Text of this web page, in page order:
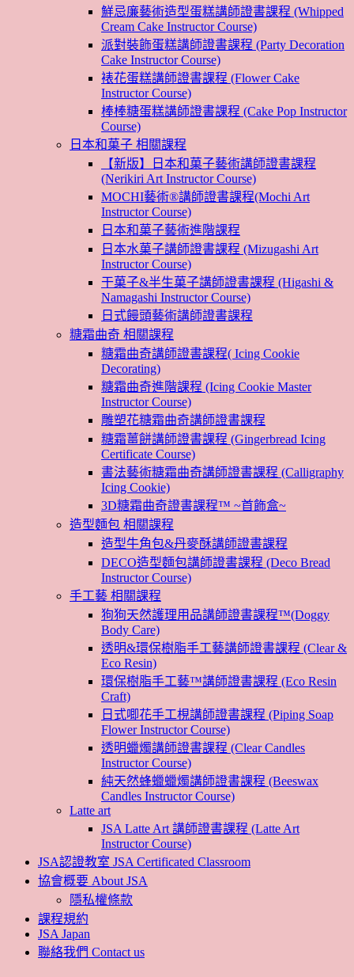
鮮忌廉藝術造型蛋糕講師證書課程 (Whipped
Cream Cake Instructor Course)
派對裝飾蛋糕講師證書課程 (Party Decoration
Cake Instructor Course)
裱花蛋糕講師證書課程 (Flower Cake
Instructor Course)
棒棒糖蛋糕講師證書課程 (Cake Pop Instructor
Course)
日本和菓子 相關課程
【新版】日本和菓子藝術講師證書課程
(Nerikiri Art Instructor Course)
MOCHI藝術®講師證書課程(Mochi Art
Instructor Course)
日本和菓子藝術進階課程
日本水菓子講師證書課程 (Mizugashi Art
Instructor Course)
干菓子&半生菓子講師證書課程 (Higashi &
Namagashi Instructor Course)
日式饅頭藝術講師證書課程
糖霜曲奇 相關課程
糖霜曲奇講師證書課程( Icing Cookie
Decorating)
糖霜曲奇進階課程 (Icing Cookie Master
Instructor Course)
雕塑花糖霜曲奇講師證書課程
糖霜薑餅講師證書課程 (Gingerbread Icing
Certificate Course)
書法藝術糖霜曲奇講師證書課程 (Calligraphy
Icing Cookie)
3D糖霜曲奇證書課程™ ~首飾盒~
造型麵包 相關課程
造型牛角包&丹麥酥講師證書課程
DECO造型麵包講師證書課程 (Deco Bread
Instructor Course)
手工藝 相關課程
狗狗天然護理用品講師證書課程™(Doggy
Body Care)
透明&環保樹脂手工藝講師證書課程 (Clear &
Eco Resin)
環保樹脂手工藝™講師證書課程 (Eco Resin
Craft)
日式唧花手工梘講師證書課程 (Piping Soap
Flower Instructor Course)
透明蠟燭講師證書課程 (Clear Candles
Instructor Course)
純天然蜂蠟蠟燭講師證書課程 (Beeswax
Candles Instructor Course)
Latte art
JSA Latte Art 講師證書課程 (Latte Art
Instructor Course)
JSA認證教室 JSA Certificated Classroom
協會概要 About JSA
隱私權條款
課程規約
JSA Japan
聯絡我們 Contact us